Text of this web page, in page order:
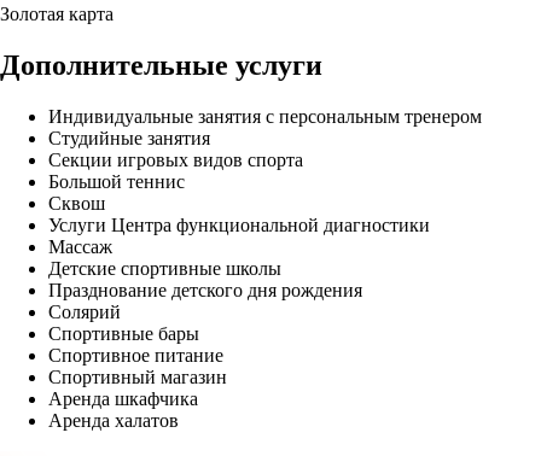
Золотая карта
Дополнительные услуги
Индивидуальные занятия с персональным тренером
Студийные занятия
Секции игровых видов спорта
Большой теннис
Сквош
Услуги Центра функциональной диагностики
Массаж
Детские спортивные школы
Празднование детского дня рождения
Солярий
Спортивные бары
Спортивное питание
Спортивный магазин
Аренда шкафчика
Аренда халатов